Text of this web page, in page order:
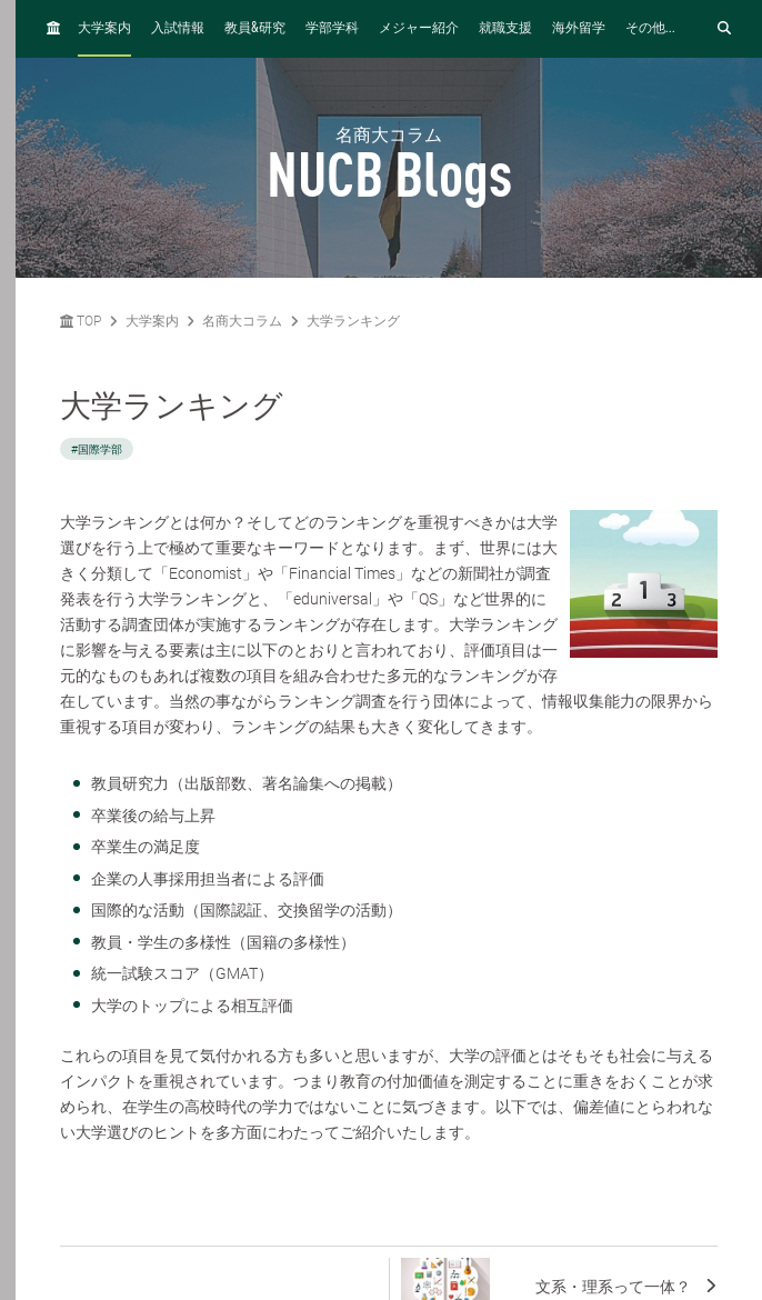
H
大学案内 入試情報 教員&研究 学部学科 メジャー紹介 就職支援 海外留学 その他...
名商大コラム
NUCB Blogs
TOP 大学案内 名商大コラム 大学ランキング
大学ランキング
#国際学部
大学ランキングとは何か？そしてどのランキングを重視すべきかは大学
選びを行う上で極めて重要なキーワードとなります。まず、世界には大
きく分類して「Economist」や「Financial Times」などの新聞社が調査
発表を行う大学ランキングと、「eduniversal」や「QS」など世界的に
活動する調査団体が実施するランキングが存在します。大学ランキング
に影響を与える要素は主に以下のとおりと言われており、評価項目は一
元的なものもあれば複数の項目を組み合わせた多元的なランキングが存
在しています。当然の事ながらランキング調査を行う団体によって、情報収集能力の限界から
重視する項目が変わり、ランキングの結果も大きく変化してきます。
教員研究力（出版部数、著名論集への掲載）
卒業後の給与上昇
卒業生の満足度
企業の人事採用担当者による評価
国際的な活動（国際認証、交換留学の活動）
教員・学生の多様性（国籍の多様性）
統一試験スコア（GMAT）
大学のトップによる相互評価
これらの項目を見て気付かれる方も多いと思いますが、大学の評価とはそもそも社会に与える
インパクトを重視されています。つまり教育の付加価値を測定することに重きをおくことが求
められ、在学生の高校時代の学力ではないことに気づきます。以下では、偏差値にとらわれな
い大学選びのヒントを多方面にわたってご紹介いたします。
文系・理系って一体？